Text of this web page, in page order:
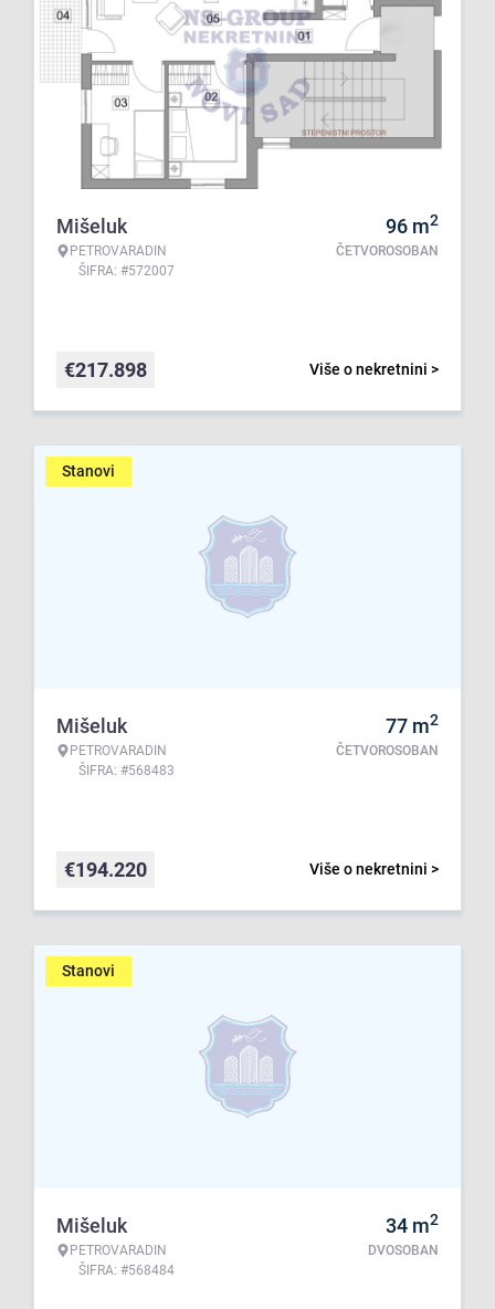
Mišeluk
PETROVARADIN
ŠIFRA: #572007
96 m2
ČETVOROSOBAN
Više o nekretnini >
€217.898
Stanovi
Mišeluk
PETROVARADIN
ŠIFRA: #568483
77 m2
ČETVOROSOBAN
Više o nekretnini >
€194.220
Stanovi
Mišeluk
PETROVARADIN
ŠIFRA: #568484
34 m2
DVOSOBAN